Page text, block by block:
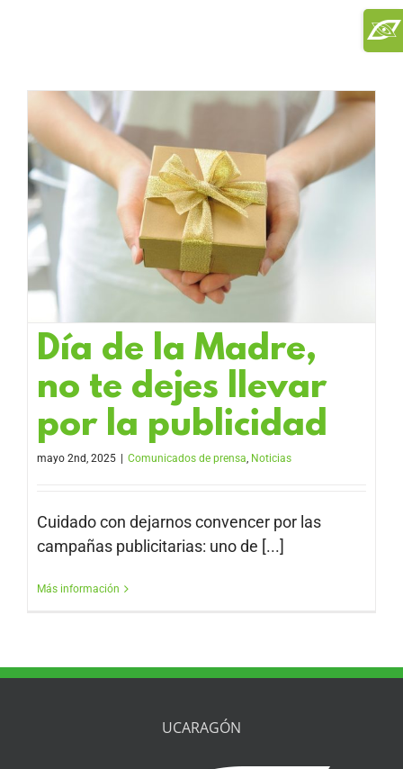
Día de la Madre,
no te dejes llevar
por la publicidad
mayo 2nd, 2025 | Comunicados de prensa Noticias
Cuidado con dejarnos convencer por las
campañas publicitarias: uno de [...]
Más información
UCARAGÓN
Area